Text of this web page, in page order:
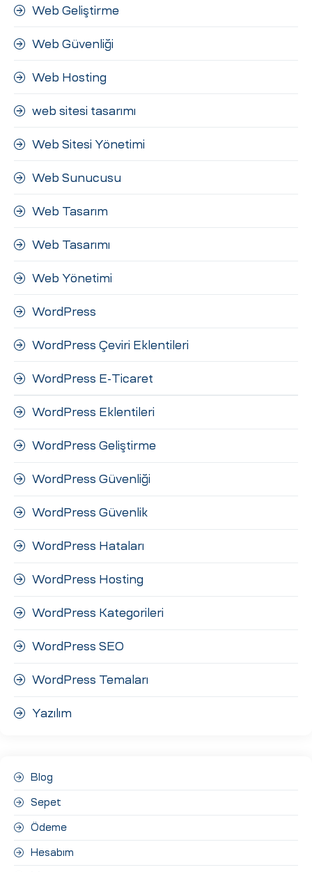
Web Geliştirme
Web Güvenliği
Web Hosting
web sitesi tasarımı
Web Sitesi Yönetimi
Web Sunucusu
Web Tasarım
Web Tasarımı
Web Yönetimi
WordPress
WordPress Çeviri Eklentileri
WordPress E-Ticaret
WordPress Eklentileri
WordPress Geliştirme
WordPress Güvenliği
WordPress Güvenlik
WordPress Hataları
WordPress Hosting
WordPress Kategorileri
WordPress SEO
WordPress Temaları
Yazılım
Blog
Sepet
Ödeme
Hesabım